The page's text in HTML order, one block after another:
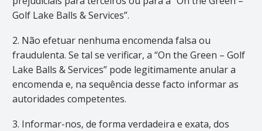
Golf Lake Balls & Services”.
2. Não efetuar nenhuma encomenda falsa ou
fraudulenta. Se tal se verificar, a “On the Green – Golf
Lake Balls & Services” pode legitimamente anular a
encomenda e, na sequência desse facto informar as
autoridades competentes.
3. Informar-nos, de forma verdadeira e exata, dos